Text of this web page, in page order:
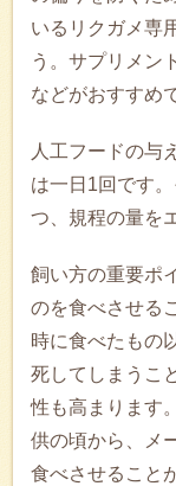
いるリクガメ専
う。サプリメン
などがおすすめ
人工フードの与
は一日1回です
つ、規程の量を
飼い方の重要ポ
のを食べさせる
時に食べたもの
死してしまうこ
性も高まります
供の頃から、メ
食べさせること